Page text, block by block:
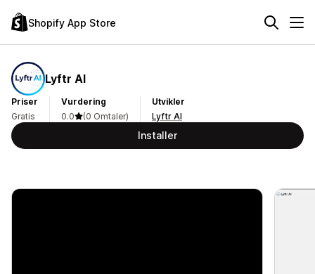
Shopify App Store
Lyftr AI
Priser
Gratis
Vurdering
0.0
(0 Omtaler)
Utvikler
Lyftr AI
Installer